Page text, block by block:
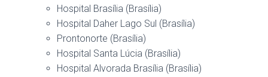
Hospital Brasília (Brasília)
Hospital Daher Lago Sul (Brasília)
Prontonorte (Brasília)
Hospital Santa Lúcia (Brasília)
Hospital Alvorada Brasília (Brasília)